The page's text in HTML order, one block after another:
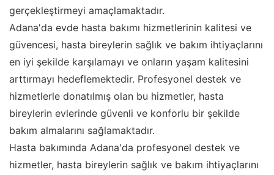
gerçekleştirmeyi amaçlamaktadır.
Adana'da evde hasta bakımı hizmetlerinin kalitesi ve
güvencesi, hasta bireylerin sağlık ve bakım ihtiyaçlarını
en iyi şekilde karşılamayı ve onların yaşam kalitesini
arttırmayı hedeflemektedir. Profesyonel destek ve
hizmetlerle donatılmış olan bu hizmetler, hasta
bireylerin evlerinde güvenli ve konforlu bir şekilde
bakım almalarını sağlamaktadır.
Hasta bakımında Adana'da profesyonel destek ve
hizmetler, hasta bireylerin sağlık ve bakım ihtiyaçlarını